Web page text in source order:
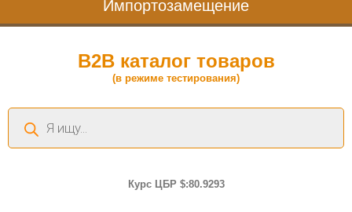
Импортозамещение
B2B каталог товаров
(в режиме тестирования)
Поиск
товаров
Курс ЦБР $:80.9293